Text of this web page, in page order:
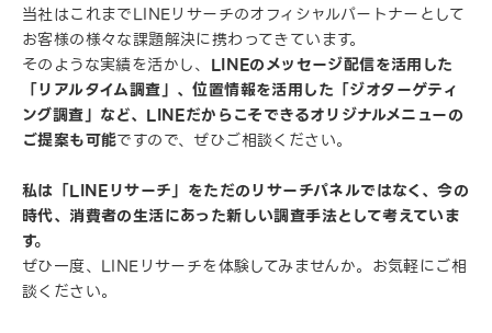
当社はこれまでLINEリサーチのオフィシャルパートナーとして
お客様の様々な課題解決に携わってきています。
そのような実績を活かし、 LINEのメッセージ配信を活用した
「リアルタイム調査」、位置情報を活用した「ジオターゲティ
ング調査」など、LINEだからこそできるオリジナルメニューの
ご提案も可能ですので、ぜひご相談ください。
私は「LINEリサーチ」をただのリサーチパネルではなく、今の
時代、消費者の生活にあった新しい調査手法として考えていま
す。
ぜひ一度、LINEリサーチを体験してみませんか。お気軽にご相
談ください。